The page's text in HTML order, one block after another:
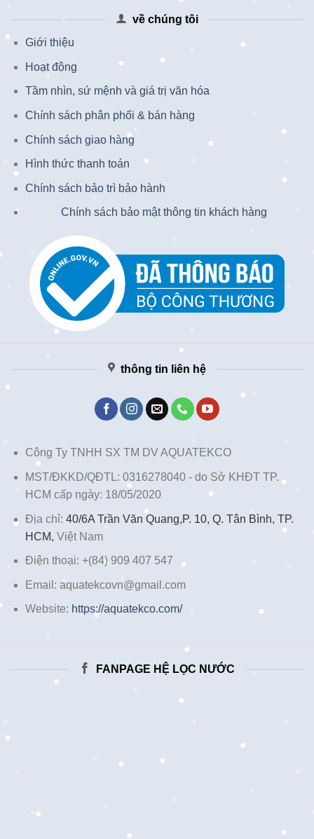
về chúng tôi
Giới thiệu
Hoạt động
Tầm nhìn, sứ mệnh và giá trị văn hóa
Chính sách phân phối & bán hàng
Chính sách giao hàng
Hình thức thanh toán
Chính sách bảo trì bảo hành
Chính sách bảo mật thông tin khách hàng
thông tin liên hệ
Công Ty TNHH SX TM DV AQUATEKCO
MST/ĐKKD/QĐTL: 0316278040 - do Sở KHĐT TP.
HCM cấp ngày: 18/05/2020
Địa chỉ: 40/6A Trần Văn Quang,P. 10, Q. Tân Bình, TP.
HCM, Việt Nam
Điện thoại: +(84) 909 407 547
Email: aquatekcovn@gmail.com
Website: https://aquatekco.com/
FANPAGE HỆ LỌC NƯỚC